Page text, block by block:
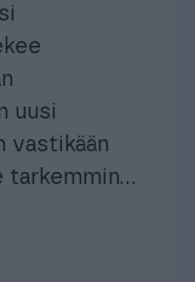
uusi
vastikään
tarkemmin...